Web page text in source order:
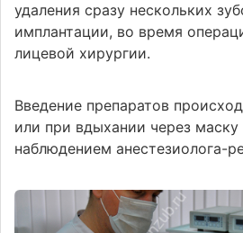
удаления сразу нескольких
имплантации, во время
лицевой хирургии.
Введение препаратов
или при вдыхании через маску
наблюдением анестезиолога-